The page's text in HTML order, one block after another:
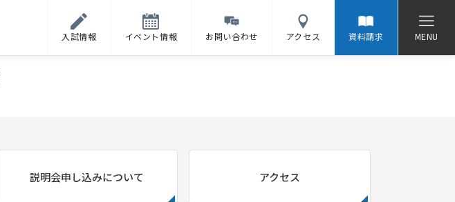
入試情報 イベント情報 お問い合わせ アクセス 資料請求 MENU
説明会申し込みについて アクセス